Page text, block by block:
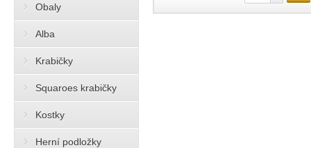
Obaly
Alba
Krabičky
Squaroes krabičky
Kostky
Herní podložky